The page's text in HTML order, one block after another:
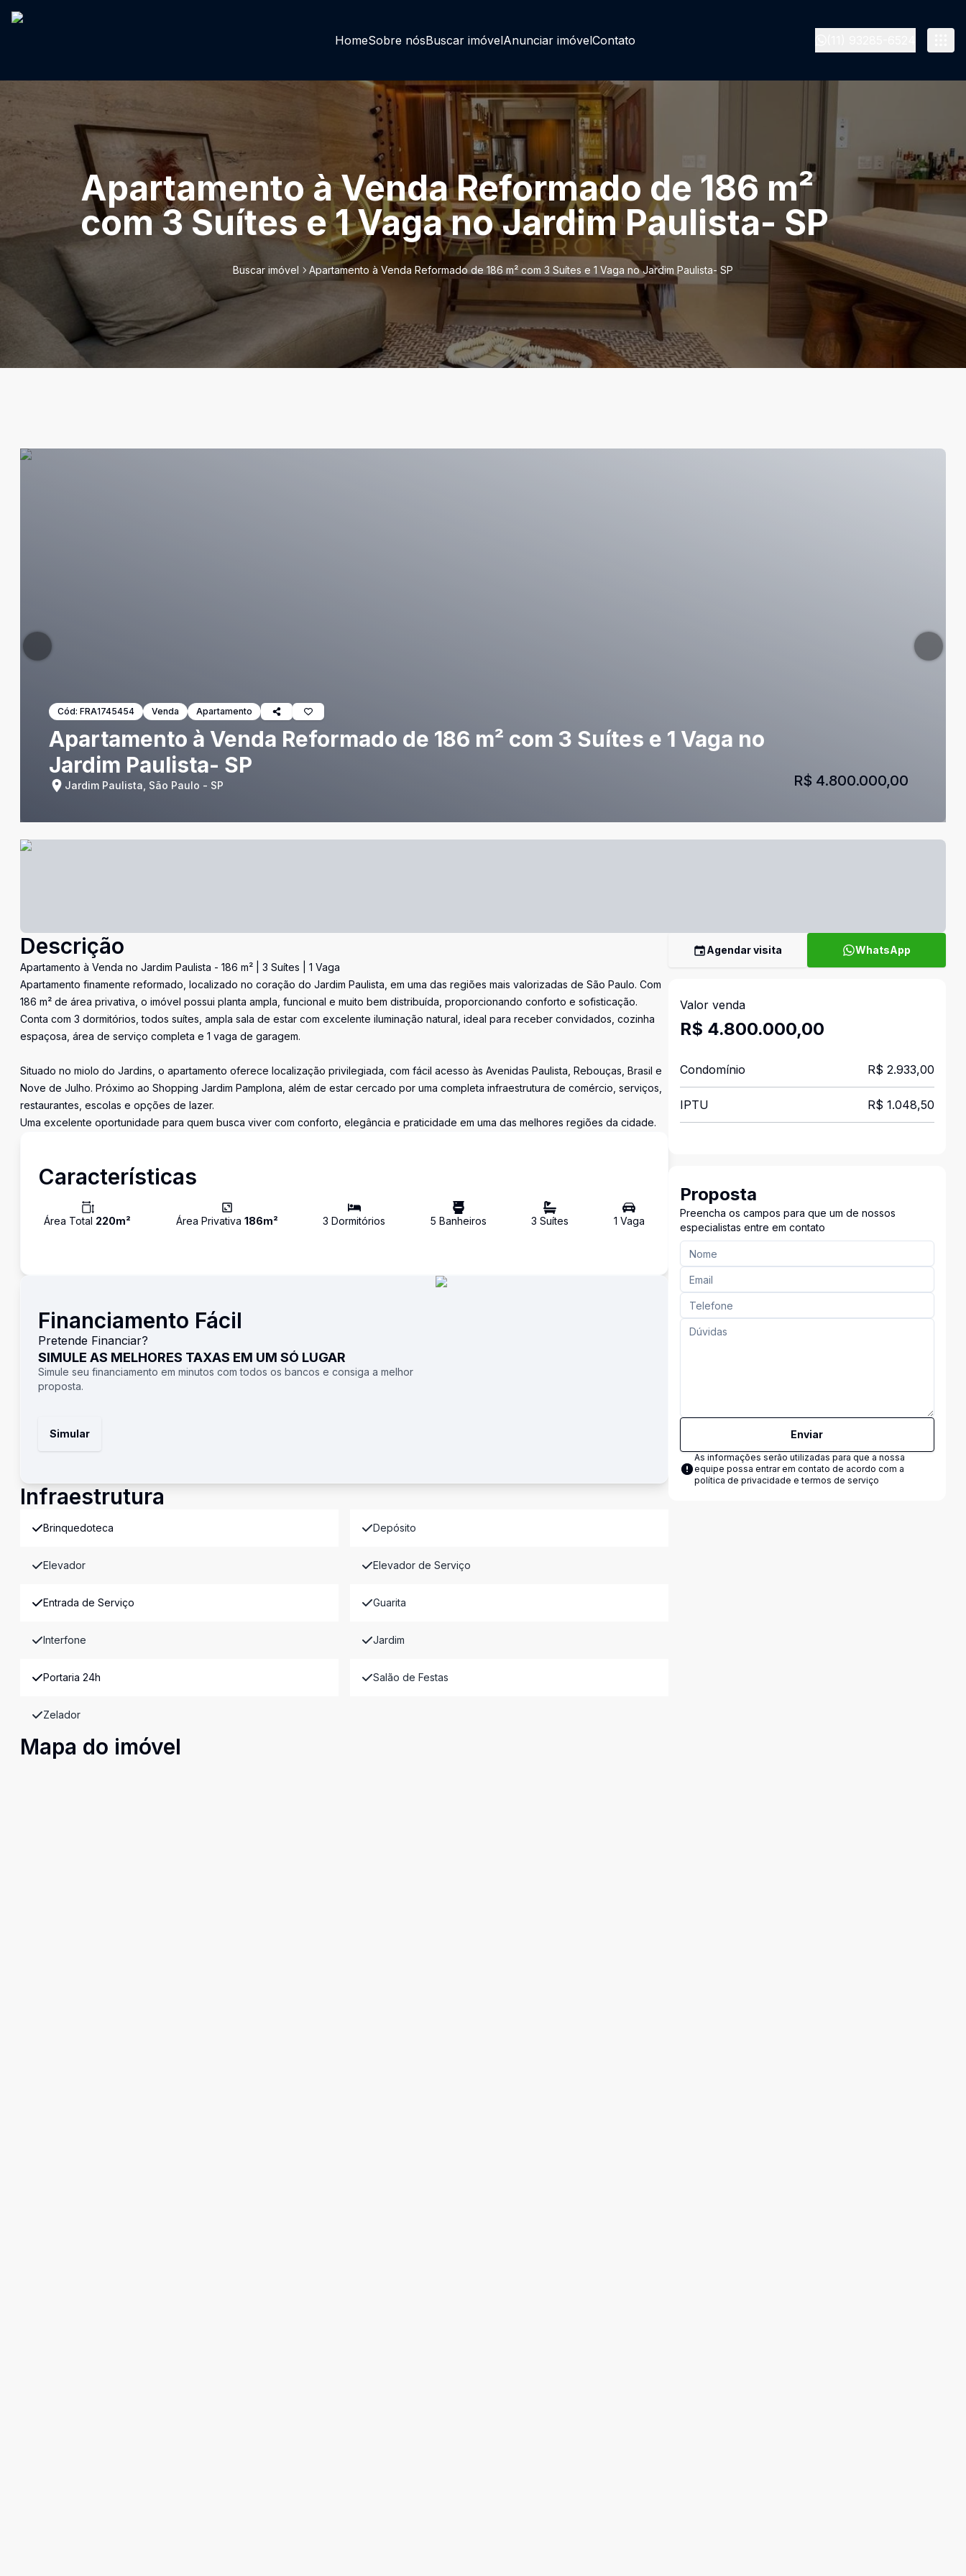
HomeSobre nósBuscar imóvelAnunciar imóvelContato
Apartamento à Venda Reformado de 186 m²
com 3 Suítes e 1 Vaga no Jardim Paulista- SP
Buscar imóvel Apartamento à Venda Reformado de 186 m² com 3 Suítes e 1 Vaga no Jardim Paulista- SP
Cód: FRA1745454 Venda Apartamento
Apartamento à Venda Reformado de 186 m² com 3 Suítes e 1 Vaga no
Jardim Paulista- SP
Jardim Paulista, São Paulo - SP R$ 4.800.000,00
Descrição
Apartamento à Venda no Jardim Paulista - 186 m² | 3 Suítes | 1 Vaga
Apartamento finamente reformado, localizado no coração do Jardim Paulista, em uma das regiões mais valorizadas de São Paulo. Com
186 m² de área privativa, o imóvel possui planta ampla, funcional e muito bem distribuída, proporcionando conforto e sofisticação.
Conta com 3 dormitórios, todos suítes, ampla sala de estar com excelente iluminação natural, ideal para receber convidados, cozinha
espaçosa, área de serviço completa e 1 vaga de garagem.
Situado no miolo do Jardins, o apartamento oferece localização privilegiada, com fácil acesso às Avenidas Paulista, Rebouças, Brasil e
Nove de Julho. Próximo ao Shopping Jardim Pamplona, além de estar cercado por uma completa infraestrutura de comércio, serviços,
restaurantes, escolas e opções de lazer.
Uma excelente oportunidade para quem busca viver com conforto, elegância e praticidade em uma das melhores regiões da cidade.
Características
Área Total 220m² Área Privativa 186m² 3 Dormitórios 5 Banheiros 3 Suítes 1 Vaga
Financiamento Fácil
Pretende Financiar?
SIMULE AS MELHORES TAXAS EM UM SÓ LUGAR
Simule seu financiamento em minutos com todos os bancos e consiga a melhor
proposta.
Simular
Infraestrutura
Brinquedoteca Depósito
Elevador Elevador de Serviço
Entrada de Serviço Guarita
Interfone Jardim
Portaria 24h Salão de Festas
Zelador
Mapa do imóvel
Agendar visita WhatsApp
Valor venda
R$ 4.800.000,00
Condomínio R$ 2.933,00
IPTU R$ 1.048,50
Proposta
Preencha os campos para que um de nossos
especialistas entre em contato
Enviar
As informações serão utilizadas para que a nossa
equipe possa entrar em contato de acordo com a
política de privacidade e termos de serviço